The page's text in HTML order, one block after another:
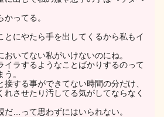
ってる。
とにやたら手を出してくるから私もイ
おいてない私がいけないのにね。
イラするようなことばかりするのって
。
接する事ができてない時間の分だけ、
れさせたり汚してる気がしてならなく
だ…って思わずにはいられない。